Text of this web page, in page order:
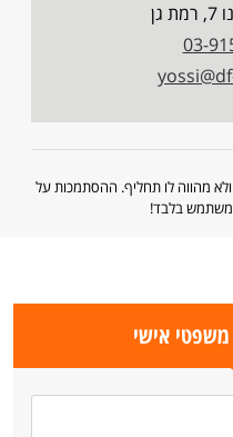
גן
03-
מהווה לו תחליף. ההסתמכות על
בלבד!
משפטי אישי